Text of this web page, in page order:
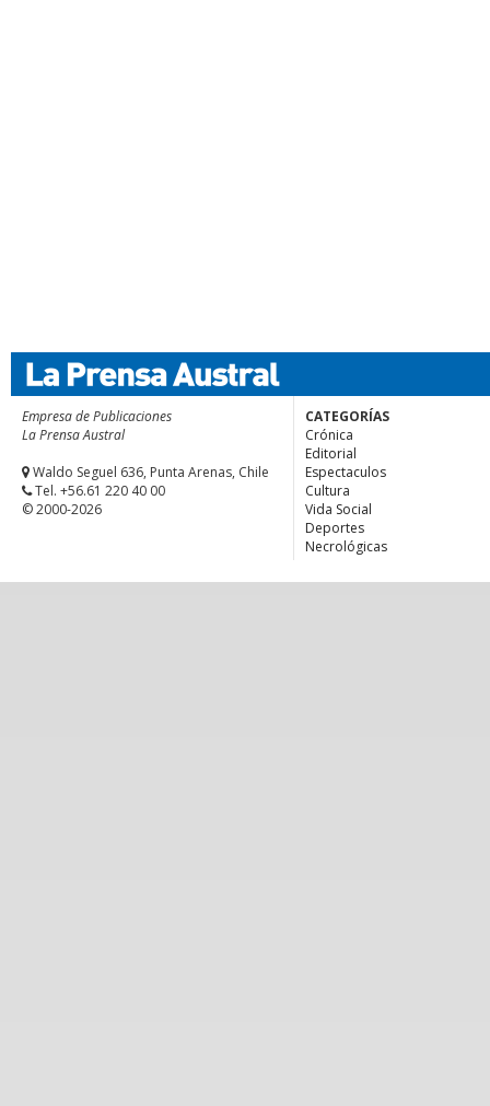
Empresa de Publicaciones
La Prensa Austral
Waldo Seguel 636, Punta Arenas, Chile
Tel. +56.61 220 40 00
© 2000-2026
CATEGORÍAS
Crónica
Editorial
Espectaculos
Cultura
Vida Social
Deportes
Necrológicas